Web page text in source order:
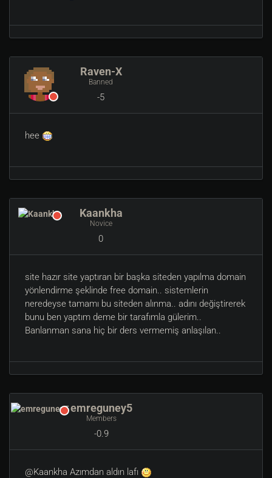
Raven-X
Banned
-5
hee
Kaankha
Novice
0
site hazır site yaptıran bir başka siteden yapılma domain
yönlendirme şeklinde free domain.. sistemlerin
neredeyse tamamı bu siteden alınma.. adını değiştirerek
bunu ben yaptım deme bir tarafımla gülerim..
Banlanman sana hiç bir ders vermemiş anlaşılan..
emreguney5
Members
-0.9
@Kaankha Azımdan aldın lafı